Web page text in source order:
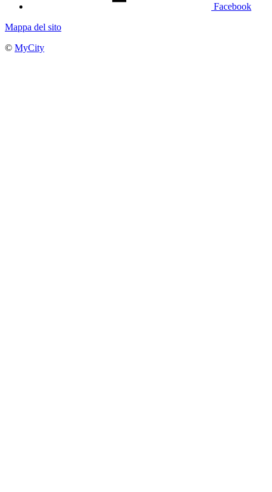
Facebook
Mappa del sito
© MyCity